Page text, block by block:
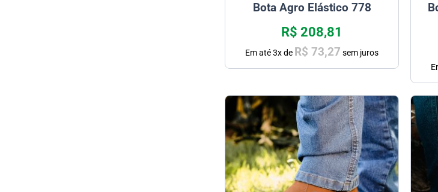
Bota Agro Elástico 778
R$ 208,81
Em até3x de R$ 73,27 sem juros